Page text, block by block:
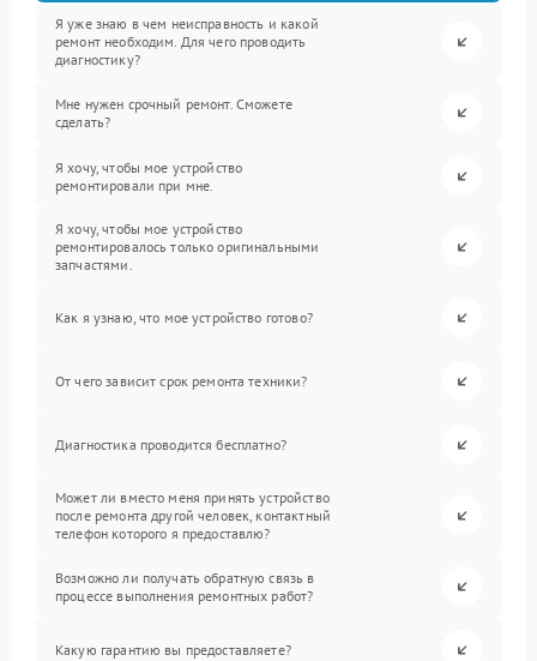
Я уже знаю в чем неисправность и какой
ремонт необходим. Для чего проводить
диагностику?
Мне нужен срочный ремонт. Сможете
сделать?
Я хочу, чтобы мое устройство
ремонтировали при мне.
Я хочу, чтобы мое устройство
ремонтировалось только оригинальными
запчастями.
Как я узнаю, что мое устройство готово?
От чего зависит срок ремонта техники?
Диагностика проводится бесплатно?
Может ли вместо меня принять устройство
после ремонта другой человек, контактный
телефон которого я предоставлю?
Возможно ли получать обратную связь в
процессе выполнения ремонтных работ?
Какую гарантию вы предоставляете?